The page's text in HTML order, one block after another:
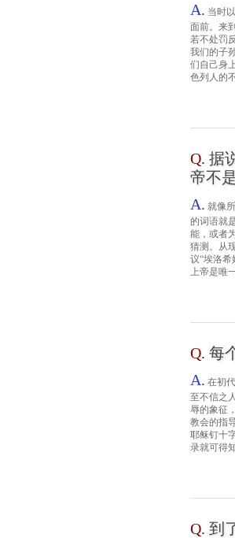
A. 当时
面前。来
若不处罚
我们的子
们自己身
色列人的
Q. 据
帝不
A. 就像
的词语就
能，或者
猜测。从
议“埃洛
上帝是唯
Q. 每
A. 在初
至不信之
辱的象征
教会的指
耶稣钉十
录就可得
Q. 到